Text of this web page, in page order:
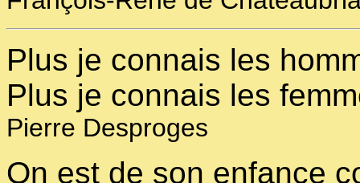
Plus je connais les
Plus je connais les
Pierre Desproges
On est de son enfance